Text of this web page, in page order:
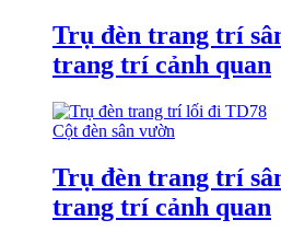
Trụ đèn trang trí
trang trí cảnh quan
Cột đèn sân vườn
Trụ đèn trang trí
trang trí cảnh quan